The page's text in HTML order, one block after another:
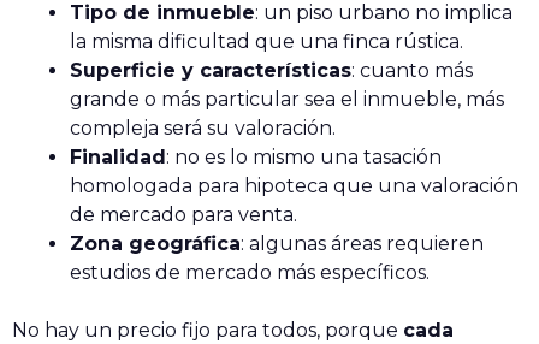
Tipo de inmueble: un piso urbano no implica
la misma dificultad que una finca rústica.
Superficie y características: cuanto más
grande o más particular sea el inmueble, más
compleja será su valoración.
Finalidad: no es lo mismo una tasación
homologada para hipoteca que una valoración
de mercado para venta.
Zona geográfica: algunas áreas requieren
estudios de mercado más específicos.
No hay un precio fijo para todos, porque cada